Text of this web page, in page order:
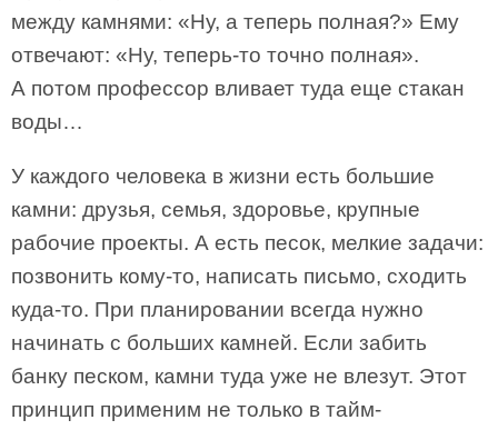
между камнями: «Ну, а теперь полная?» Ему
отвечают: «Ну, теперь-то точно полная».
А потом профессор вливает туда еще стакан
воды…
У каждого человека в жизни есть большие
камни: друзья, семья, здоровье, крупные
рабочие проекты. А есть песок, мелкие задачи:
позвонить кому-то, написать письмо, сходить
куда-то. При планировании всегда нужно
начинать с больших камней. Если забить
банку песком, камни туда уже не влезут. Этот
принцип применим не только в тайм-